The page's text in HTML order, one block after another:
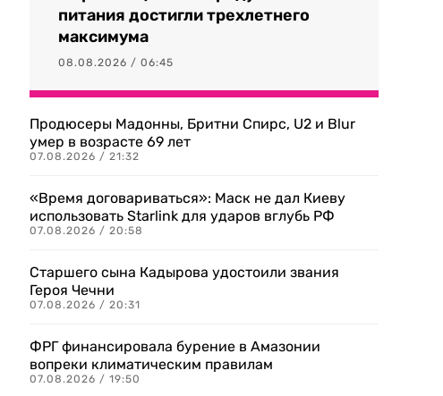
питания достигли трехлетнего
максимума
08.08.2026 / 06:45
Продюсеры Мадонны, Бритни Спирс, U2 и Blur
умер в возрасте 69 лет
07.08.2026 / 21:32
«Время договариваться»: Маск не дал Киеву
использовать Starlink для ударов вглубь РФ
07.08.2026 / 20:58
Старшего сына Кадырова удостоили звания
Героя Чечни
07.08.2026 / 20:31
ФРГ финансировала бурение в Амазонии
вопреки климатическим правилам
07.08.2026 / 19:50